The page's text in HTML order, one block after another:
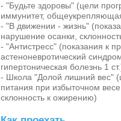
- "Будьте здоровы" (цели
иммунитет,
- "В движении - жизнь"
нарушение осанки,
- "Антистресс" (показания к
астеноневротический
гипертоническая болезнь 1
- Школа "Долой лишний вес"
питания при избыточном
склонность к ожирению)